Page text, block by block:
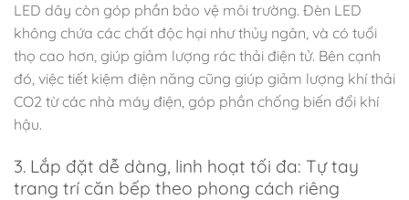
LED dây còn góp phần bảo vệ môi trường. Đèn LED
không chứa các chất độc hại như thủy ngân, và có tuổi
thọ cao hơn, giúp giảm lượng rác thải điện tử. Bên cạnh
đó, việc tiết kiệm điện năng cũng giúp giảm lượng khí thải
CO2 từ các nhà máy điện, góp phần chống biến đổi khí
hậu.
3. Lắp đặt dễ dàng, linh hoạt tối đa: Tự tay
trang trí căn bếp theo phong cách riêng